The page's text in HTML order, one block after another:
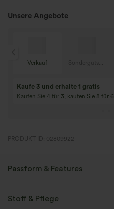
Unsere Angebote
Verkauf
Kaufe 3 und erhalte 1 gratis
Kaufen Sie 4 für 3, kaufen Sie 8 für 6
PRODUKT ID: 02809922
Passform & Features
Stoff & Pflege